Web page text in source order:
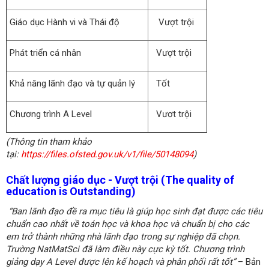
Giáo dục Hành vi và Thái độ Vượt trội
Phát triển cá nhân Vượt trội
Khả năng lãnh đạo và tự quản lý Tốt
Chương trình A Level Vươt trội
(Thông tin tham khảo
tại: https://files.ofsted.gov.uk/v1/file/50148094)
Chất lượng giáo dục - Vượt trội (The quality of
education is Outstanding)
“Ban lãnh đạo đề ra mục tiêu là giúp học sinh đạt được các tiêu
chuẩn cao nhất về toán học và khoa học và chuẩn bị cho các
em trở thành những nhà lãnh đạo trong sự nghiệp đã chọn.
Trường NatMatSci đã làm điều này cực kỳ tốt. Chương trình
giảng dạy A Level được lên kế hoạch và phân phối rất tốt”– Bản